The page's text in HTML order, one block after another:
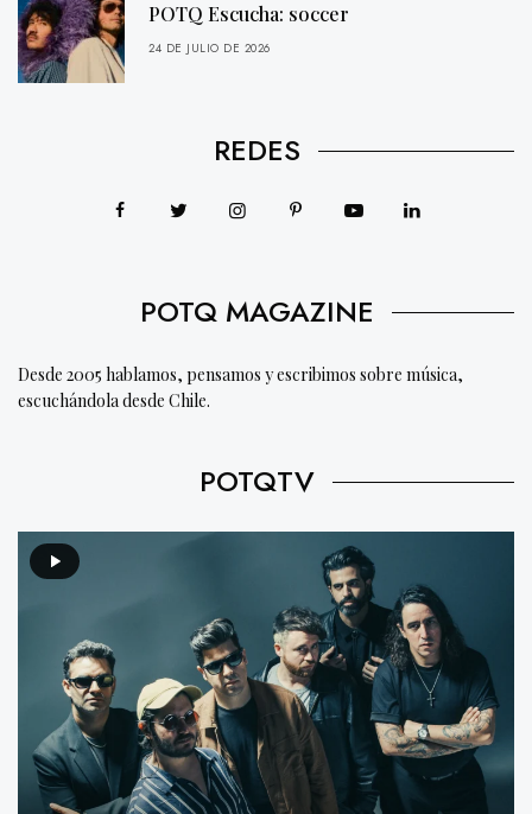
POTQ Escucha: soccer
24 DE JULIO DE 2026
REDES
POTQ MAGAZINE
Desde 2005 hablamos, pensamos y escribimos sobre música,
escuchándola desde Chile.
POTQTV